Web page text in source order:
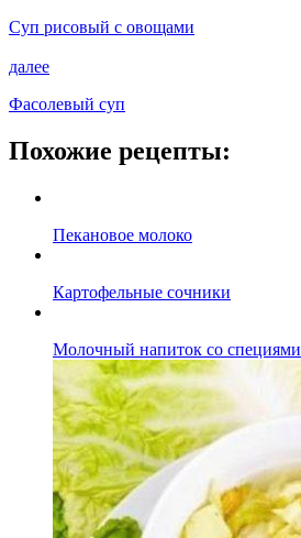
Суп рисовый с овощами
далее
Фасолевый суп
Похожие рецепты:
Пекановое молоко
Картофельные сочники
Молочный напиток со специями